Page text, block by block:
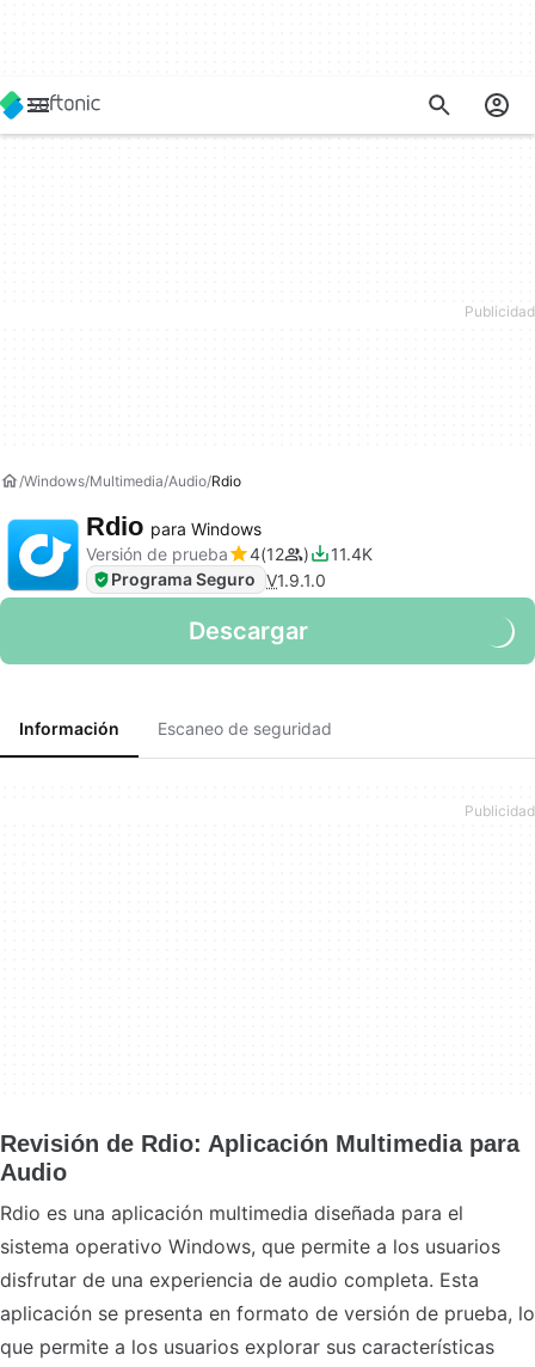
Windows Multimedia Audio Rdio
Rdio para Windows
Versión de prueba
4 12
11.4K
Programa Seguro V1.9.1.0
Descargar
Información Escaneo de seguridad
Revisión de Rdio: Aplicación Multimedia para
Audio
Rdio es una aplicación multimedia diseñada para el
sistema operativo Windows, que permite a los usuarios
disfrutar de una experiencia de audio completa. Esta
aplicación se presenta en formato de versión de prueba, lo
que permite a los usuarios explorar sus características